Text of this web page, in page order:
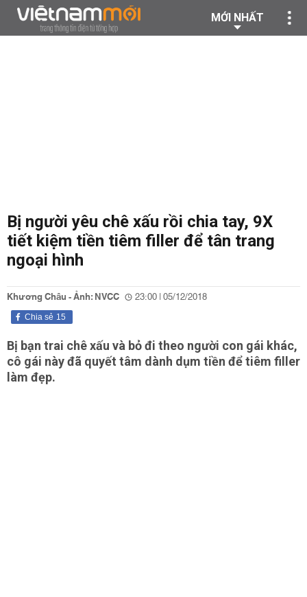
MỚI NHẤT
Bị người yêu chê xấu rồi chia tay, 9X
tiết kiệm tiền tiêm filler để tân trang
ngoại hình
Khương Châu - Ảnh: NVCC 23:00 | 05/12/2018
15
Chia sẻ
Bị bạn trai chê xấu và bỏ đi theo người con gái khác,
cô gái này đã quyết tâm dành dụm tiền để tiêm filler
làm đẹp.